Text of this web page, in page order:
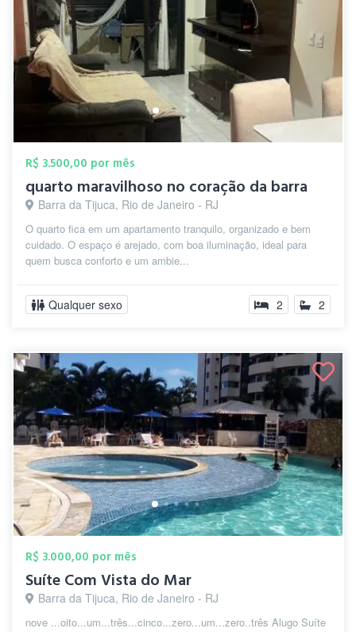
R$ 3.500,00 por mês
quarto maravilhoso no coração da barra
Barra da Tijuca, Rio de Janeiro - RJ
O quarto fica em um apartamento tranquilo, organizado e bem
cuidado. O espaço é arejado, com boa iluminação, ideal para
quem busca conforto e um ambie...
Qualquer sexo 2 2
R$ 3.000,00 por mês
Suíte Com Vista do Mar
Barra da Tijuca, Rio de Janeiro - RJ
nove ...oito...um...três...cinco...zero...um...zero..três Alugo Suíte